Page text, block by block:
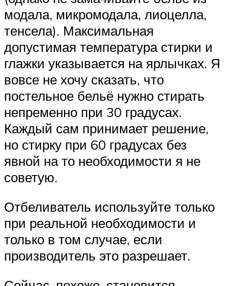
модала, микромодала, лиоцелла,
тенсела). Максимальная
допустимая температура стирки и
глажки указывается на ярлычках. Я
вовсе не хочу сказать, что
постельное бельё нужно стирать
непременно при 30 градусах.
Каждый сам принимает решение,
но стирку при 60 градусах без
явной на то необходимости я не
советую.
Отбеливатель используйте только
при реальной необходимости и
только в том случае, если
производитель это разрешает.